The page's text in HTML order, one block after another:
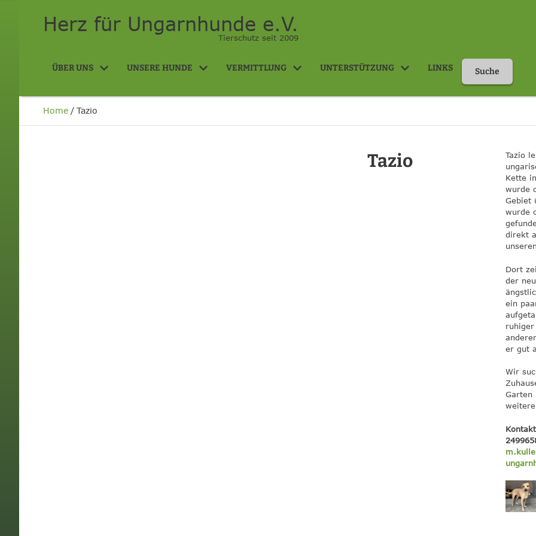
Herz für Ungarnhunde e.V.
Tierschutz seit 2009
ÜBER UNS UNSERE HUNDE VERMITTLUNG UNTERSTÜTZUNG LINKS Suche
Home / Tazio
Tazio
Tazio
Kette
wurde
Gebiet
wurde
direkt
Dort
der
ein
er gut
Wir
Garten